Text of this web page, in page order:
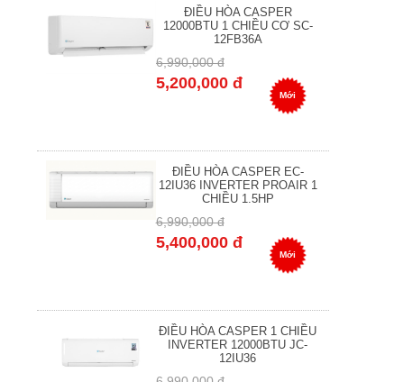
ĐIỀU HÒA CASPER
12000BTU 1 CHIỀU CƠ SC-
12FB36A
6,990,000 đ
5,200,000 đ
Mới
ĐIỀU HÒA CASPER EC-
12IU36 INVERTER PROAIR 1
CHIỀU 1.5HP
6,990,000 đ
5,400,000 đ
Mới
ĐIỀU HÒA CASPER 1 CHIỀU
INVERTER 12000BTU JC-
12IU36